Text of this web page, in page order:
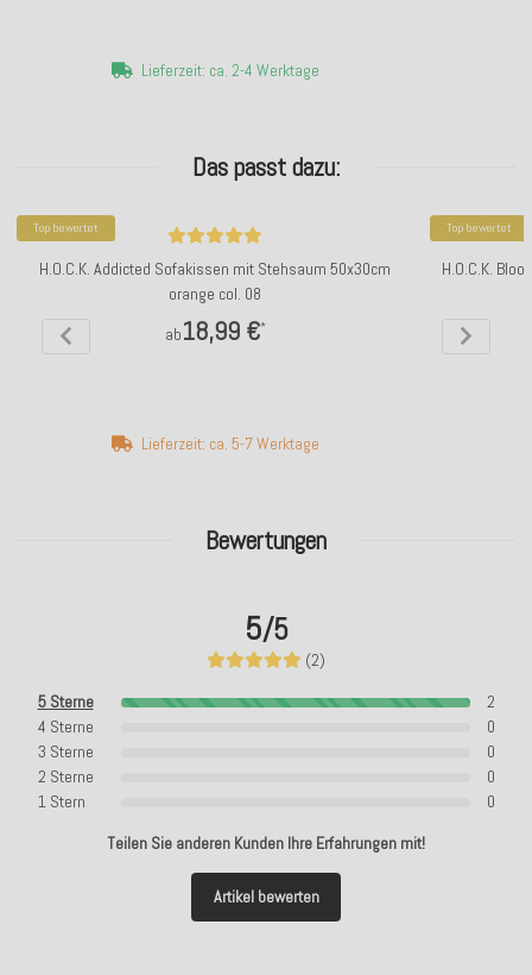
Bewertungen
5/5
(2)
5 Sterne
2
4 Sterne
0
3 Sterne
0
2 Sterne
0
1 Stern
0
Teilen Sie anderen Kunden Ihre Erfahrungen mit!
Artikel bewerten
Lieferzeit: ca. 2-4 Werktage
Das passt dazu:
Top bewertet
H.O.C.K. Addicted Sofakissen mit Stehsaum 50x30cm
orange col. 08
ab18,99 €*
Lieferzeit: ca. 5-7 Werktage
Top bewertet
H.O.C.K.